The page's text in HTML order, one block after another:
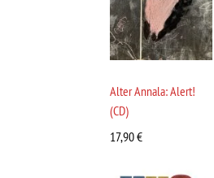
Alter Annala: Alert!
(CD)
17,90€